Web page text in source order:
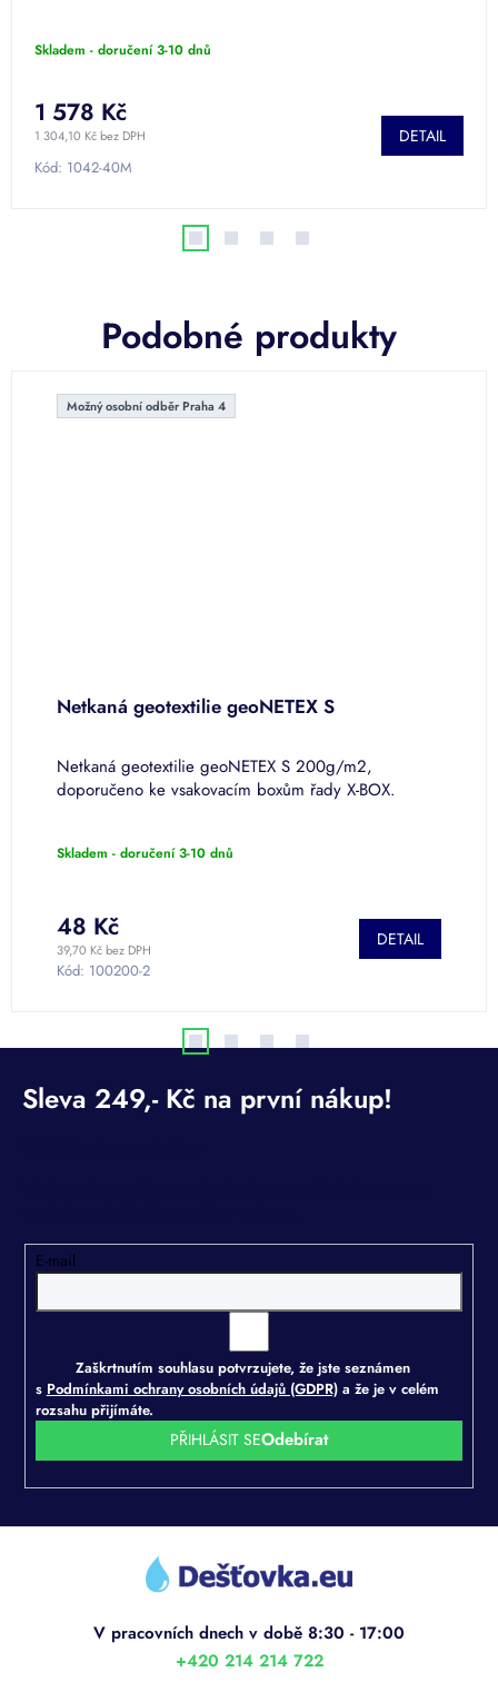
Skladem - doručení 3-10 dnů
1 304,10 Kč bez DPH
1 578 Kč
DETAIL
Kód: 1042-40M
Podobné produkty
Možný osobní odběr Praha 4
Netkaná geotextilie geoNETEX S
Netkaná geotextilie geoNETEX S 200g/m2,
doporučeno ke vsakovacím boxům řady X-BOX.
Skladem - doručení 3-10 dnů
39,70 Kč bez DPH
48 Kč DETAIL
Kód: 100200-2
E-mail
Zaškrtnutím souhlasu potvrzujete, že jste seznámen
s Podmínkami ochrany osobních údajů (GDPR)a že je v celém
rozsahu přijímáte.
PŘIHLÁSIT SE
Z
+420 214 214 722